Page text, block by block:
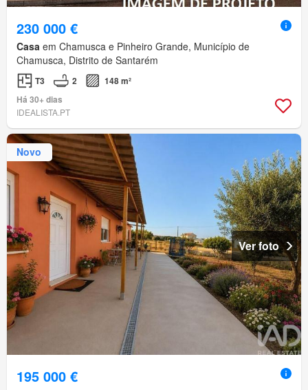
230 000 €
Casa em Chamusca e Pinheiro Grande, Município de
Chamusca, Distrito de Santarém
T3 2
148 m²
Há 30+ dias
IDEALISTA.PT
Novo
Ver foto
195 000 €